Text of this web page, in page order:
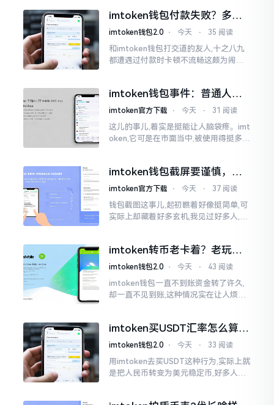
判断。
imtoken钱包付款失败？多半
是这几个原因闹的
imtoken钱包2.0 ⋅ 今天 ⋅ 35 阅读
和imtoken钱包打交道的友人,十之八九
都遭遇过付款时卡顿不流畅这颇为闹心
急得连连跺脚。实际上讲
imtoken钱包事件：普通人该
咋办？
imtoken官方下载 ⋅ 今天 ⋅ 31 阅读
这儿的事儿,着实是挺能让人脑袋疼。imt
oken,它可是在市面当中,被使用得挺多的
imtoken钱包截屏要谨慎，别
把隐私当儿戏
imtoken官方下载 ⋅ 今天 ⋅ 37 阅读
钱包截图这事儿,起初瞧着好像挺简单,可
实际上却藏着好多玄机,我见过好多人,总
得
imtoken转币老卡着？老玩家
教你几招搞定
imtoken钱包2.0 ⋅ 今天 ⋅ 43 阅读
imtoken钱包一直不到账资金转了许久,
却一直不见到账,这种情况实在让人烦躁,
热锅上的蚂蚁,慌乱无措。
imtoken买USDT汇率怎么算？
几点买最划算
imtoken钱包2.0 ⋅ 今天 ⋅ 33 阅读
用imtoken去买USDT这种行为,实际上就
是把人民币转变为美元稳定币,好多人在